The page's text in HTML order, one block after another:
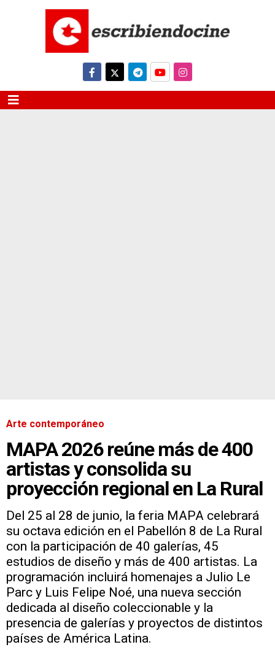
Arte contemporáneo
MAPA 2026 reúne más de 400
artistas y consolida su
proyección regional en La Rural
Del 25 al 28 de junio, la feria MAPA celebrará
su octava edición en el Pabellón 8 de La Rural
con la participación de 40 galerías, 45
estudios de diseño y más de 400 artistas. La
programación incluirá homenajes a Julio Le
Parc y Luis Felipe Noé, una nueva sección
dedicada al diseño coleccionable y la
presencia de galerías y proyectos de distintos
países de América Latina.